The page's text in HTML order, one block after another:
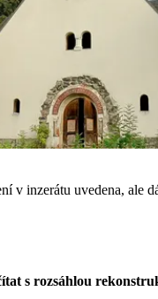
v inzerátu uvedena, ale
s rozsáhlou